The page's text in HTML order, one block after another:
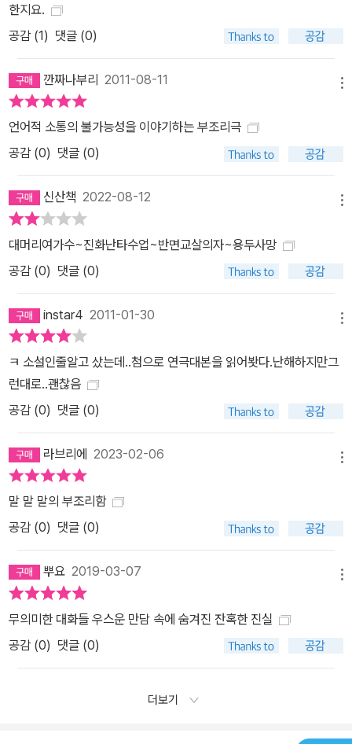
한지요.
공감 (1) 댓글 (0)
깐짜나부리 2011-08-11
언어적 소통의 불가능성을 이야기하는 부조리극
공감 (0) 댓글 (0)
신산책 2022-08-12
대머리여가수~진화난타수업~반면교살의자~용두사망
공감 (0) 댓글 (0)
instar4 2011-01-30
ㅋ 소설인줄알고 샀는데..첨으로 연극대본을 읽어봣다.난해하지만그
런대로..괜찮음
공감 (0) 댓글 (0)
라브리에 2023-02-06
말 말 말의 부조리함
공감 (0) 댓글 (0)
뿌요 2019-03-07
무의미한 대화들 우스운 만담 속에 숨겨진 잔혹한 진실
공감 (0) 댓글 (0)
더보기